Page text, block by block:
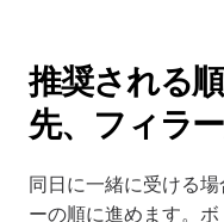
推奨される
先、フィラ
同日に一緒に受ける
ーの順に進めます。